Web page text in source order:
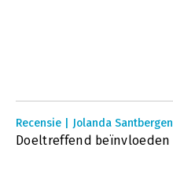
Recensie | Jolanda Santbergen
Doeltreffend beïnvloeden